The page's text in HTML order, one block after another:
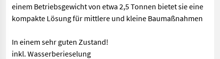
einem Betriebsgewicht von etwa 2,5 Tonnen bietet sie eine
kompakte Lösung für mittlere und kleine Baumaßnahmen
In einem sehr guten Zustand!
inkl. Wasserberieselung